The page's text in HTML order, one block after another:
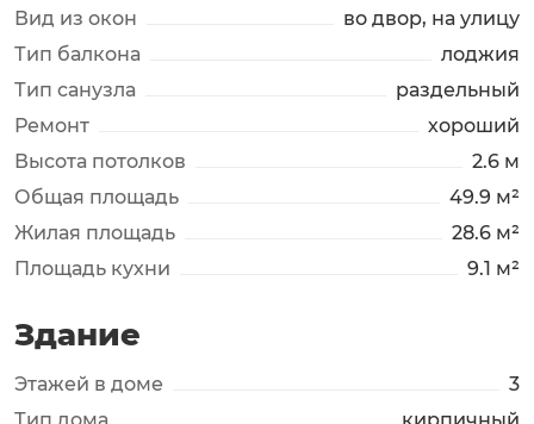
Вид из окон
во двор, на улицу
Тип балкона
лоджия
Тип санузла
раздельный
Ремонт
хороший
Высота потолков
2.6 м
Общая площадь
49.9 м²
Жилая площадь
28.6 м²
Площадь кухни
9.1 м²
Здание
Этажей в доме
3